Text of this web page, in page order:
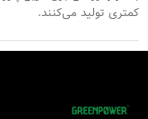
کمتری تولید می‌کنند.